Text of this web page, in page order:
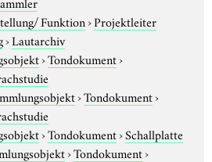
Funktion›Projektleiter
›Lautarchiv
›Tondokument›
›Tondokument›
›Tondokument›Schallplatte
›Tondokument›